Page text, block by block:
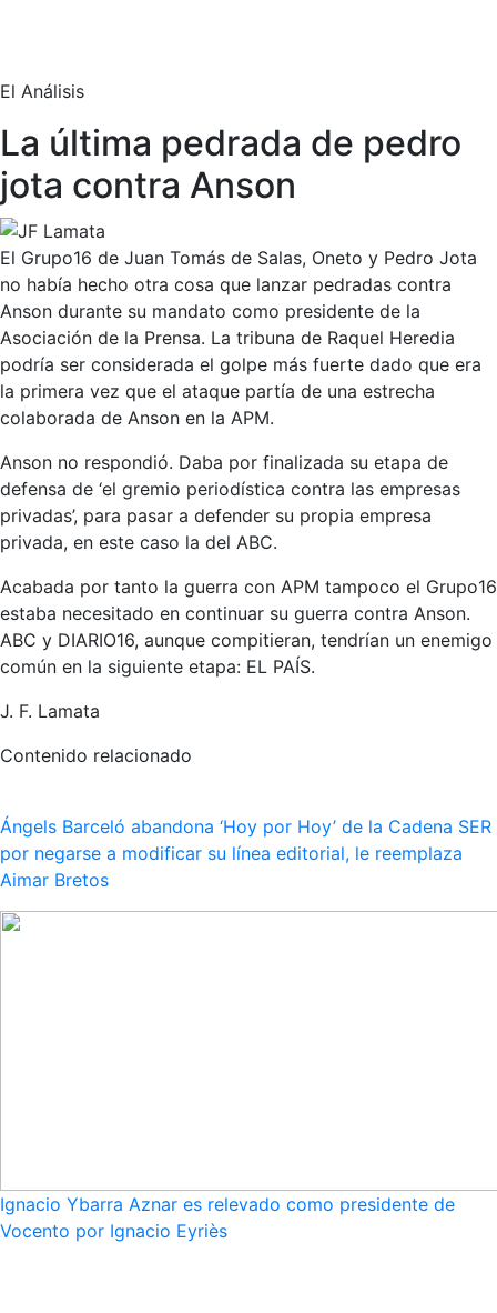
El Análisis
La última pedrada de pedro
jota contra Anson
El Grupo16 de Juan Tomás de Salas, Oneto y Pedro Jota
no había hecho otra cosa que lanzar pedradas contra
Anson durante su mandato como presidente de la
Asociación de la Prensa. La tribuna de Raquel Heredia
podría ser considerada el golpe más fuerte dado que era
la primera vez que el ataque partía de una estrecha
colaborada de Anson en la APM.
Anson no respondió. Daba por finalizada su etapa de
defensa de ‘el gremio periodística contra las empresas
privadas’, para pasar a defender su propia empresa
privada, en este caso la del ABC.
Acabada por tanto la guerra con APM tampoco el Grupo16
estaba necesitado en continuar su guerra contra Anson.
ABC y DIARIO16, aunque compitieran, tendrían un enemigo
común en la siguiente etapa: EL PAÍS.
J. F. Lamata
Contenido relacionado
Ángels Barceló abandona ‘Hoy por Hoy’ de la Cadena SER
por negarse a modificar su línea editorial, le reemplaza
Aimar Bretos
Ignacio Ybarra Aznar es relevado como presidente de
Vocento por Ignacio Eyriès